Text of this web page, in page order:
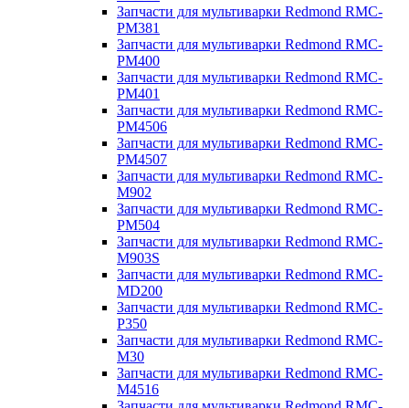
Запчасти для мультиварки Redmond RMC-
PM381
Запчасти для мультиварки Redmond RMC-
PM400
Запчасти для мультиварки Redmond RMC-
PM401
Запчасти для мультиварки Redmond RMC-
PM4506
Запчасти для мультиварки Redmond RMC-
PM4507
Запчасти для мультиварки Redmond RMC-
M902
Запчасти для мультиварки Redmond RMC-
PM504
Запчасти для мультиварки Redmond RMC-
M903S
Запчасти для мультиварки Redmond RMC-
MD200
Запчасти для мультиварки Redmond RMC-
P350
Запчасти для мультиварки Redmond RMC-
M30
Запчасти для мультиварки Redmond RMC-
M4516